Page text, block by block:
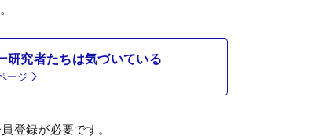
研究者たちは気づいている
ージ
登録が必要です。